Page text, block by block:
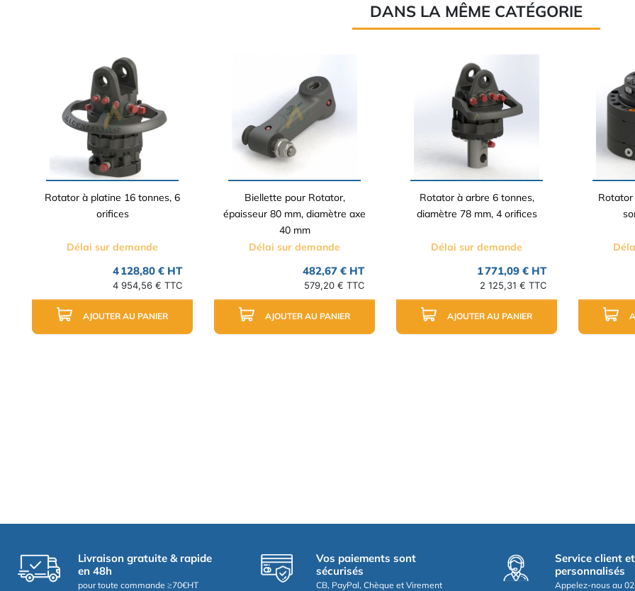
DANS LA MÊME CATÉGORIE
Rotator à platine 16 tonnes, 6
orifices
Délai sur demande
4 128,80 € HT
4 954,56 € TTC
AJOUTER AU PANIER
Biellette pour Rotator,
épaisseur 80 mm, diamètre axe
40 mm
Délai sur demande
482,67 € HT
579,20 € TTC
AJOUTER AU PANIER
Rotator à arbre 6 tonnes,
diamètre 78 mm, 4 orifices
Délai sur demande
1 771,09 € HT
2 125,31 € TTC
AJOUTER AU PANIER
Livraison gratuite & rapide
en 48h
pour toute commande ≥70€HT
Vos paiements sont
sécurisés
CB, PayPal, Chèque et Virement
Service client
personnalisés
Appelez-nous au